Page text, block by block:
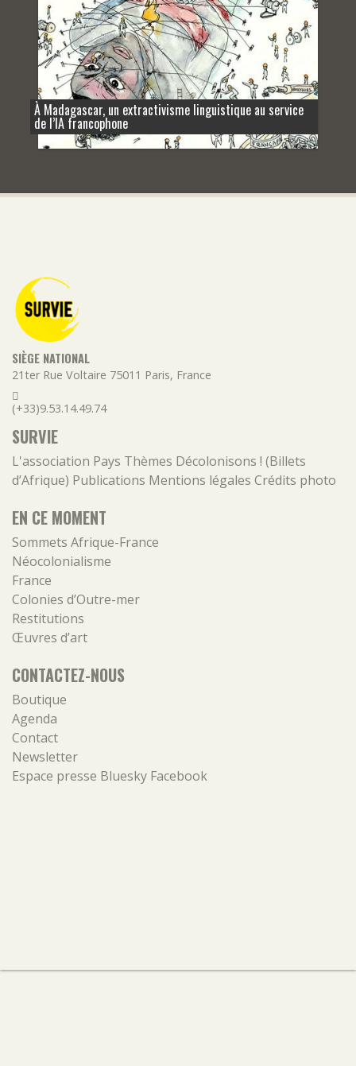
À Madagascar, un extractivisme linguistique au service
de l’IA francophone
SIÈGE NATIONAL
21ter Rue Voltaire 75011 Paris, France
(+33)9.53.14.49.74
SURVIE
L'association Pays Thèmes Décolonisons ! (Billets
d’Afrique) Publications Mentions légales Crédits photo
EN CE MOMENT
Sommets Afrique-France
Néocolonialisme
France
Colonies d’Outre-mer
Restitutions
Œuvres d’art
CONTACTEZ-NOUS
Boutique
Agenda
Contact
Newsletter
Espace presse Bluesky Facebook